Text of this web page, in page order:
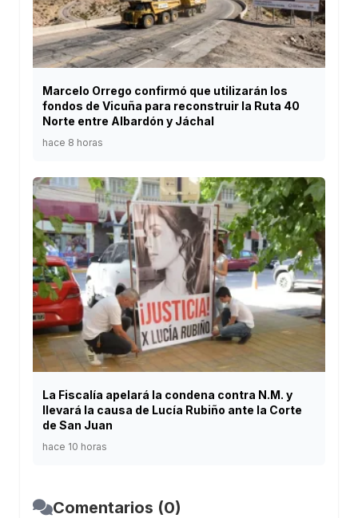
Marcelo Orrego confirmó que utilizarán los
fondos de Vicuña para reconstruir la Ruta 40
Norte entre Albardón y Jáchal
hace 8 horas
La Fiscalía apelará la condena contra N.M. y
llevará la causa de Lucía Rubiño ante la Corte
de San Juan
hace 10 horas
Comentarios (0)